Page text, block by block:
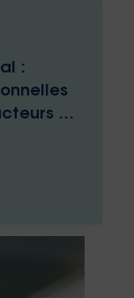
:
de